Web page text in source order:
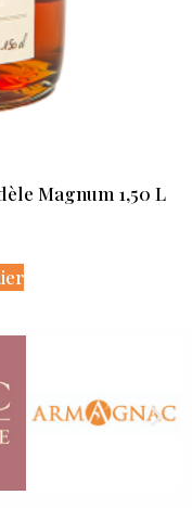
Magnum 1,50 L